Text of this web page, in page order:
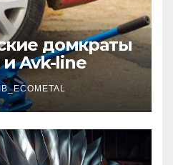
домкраты
Avk-line